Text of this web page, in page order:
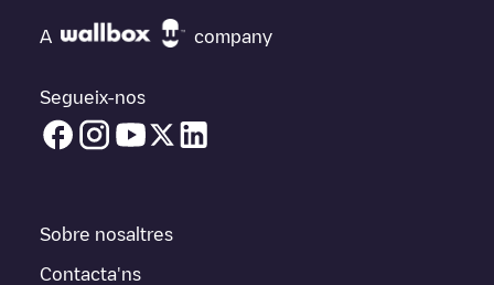
A company
Segueix-nos
Sobre nosaltres
Contacta'ns